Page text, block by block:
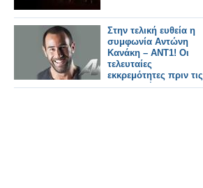
Στην τελική ευθεία η
συμφωνία Αντώνη
Κανάκη – ΑΝΤ1! Οι
τελευταίες
εκκρεμότητες πριν τις
υπογραφές...